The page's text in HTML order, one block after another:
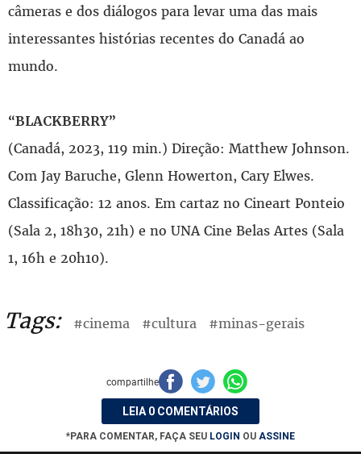
câmeras e dos diálogos para levar uma das mais
interessantes histórias recentes do Canadá ao
mundo.
“BLACKBERRY”
(Canadá, 2023, 119 min.) Direção: Matthew Johnson.
Com Jay Baruche, Glenn Howerton, Cary Elwes.
Classificação: 12 anos. Em cartaz no Cineart Ponteio
(Sala 2, 18h30, 21h) e no UNA Cine Belas Artes (Sala
1, 16h e 20h10).
Tags: #cinema #cultura #minas-gerais
compartilhe
LEIA 0 COMENTÁRIOS
*PARA COMENTAR, FAÇA SEU LOGIN OU ASSINE